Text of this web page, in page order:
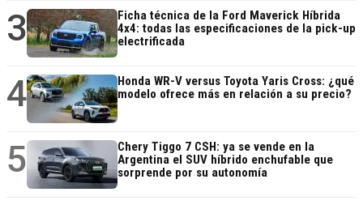
3
Ficha técnica de la Ford Maverick Híbrida
4x4: todas las especificaciones de la pick-up
electrificada
4
Honda WR-V versus Toyota Yaris Cross: ¿qué
modelo ofrece más en relación a su precio?
5
Chery Tiggo 7 CSH: ya se vende en la
Argentina el SUV híbrido enchufable que
sorprende por su autonomía